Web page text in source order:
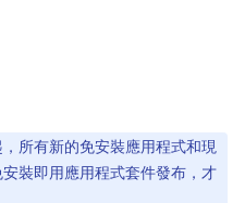
所有新的免安裝應用程式和現
裝即用應用程式套件發布，才